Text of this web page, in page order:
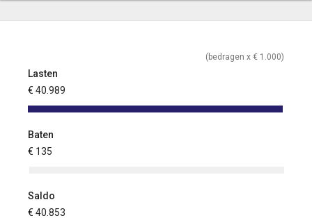
(bedragen x € 1.000)
Lasten
€ 40.989
Baten
€ 135
Saldo
€ 40.853